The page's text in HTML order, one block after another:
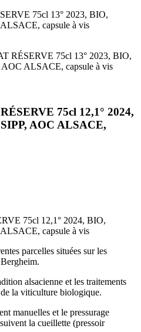
75cl 12,1° 2024,
AOC ALSACE,
75cl 12,1° 2024, BIO,
capsule à vis
parcelles situées sur les
alsacienne et les traitements
de la viticulture biologique.
manuelles et le pressurage
la cueillette (pressoir